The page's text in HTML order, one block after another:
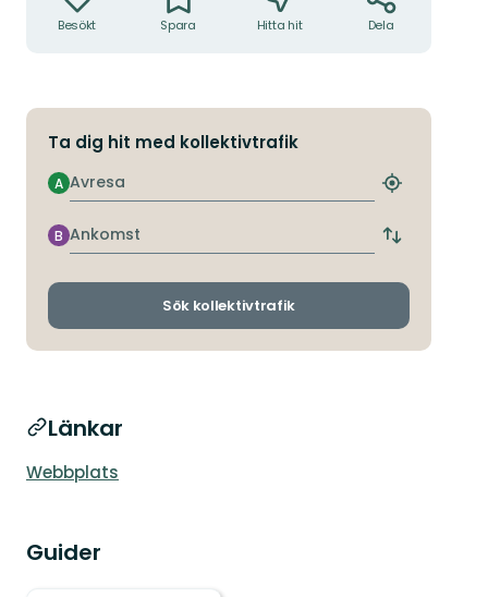
Besökt Spara Hitta hit Dela
Ta dig hit med kollektivtrafik
Avresa
A
Hitta
hållplats
Ankomst
B
Byt
och
Sök kollektivtrafik
Länkar
Webbplats
Guider